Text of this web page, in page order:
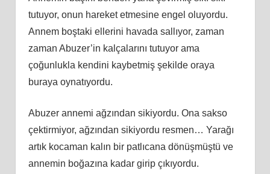
tutuyor, onun hareket etmesine engel oluyordu.
Annem boştaki ellerini havada sallıyor, zaman
zaman Abuzer’in kalçalarını tutuyor ama
çoğunlukla kendini kaybetmiş şekilde oraya
buraya oynatıyordu.
Abuzer annemi ağzından sikiyordu. Ona sakso
çektirmiyor, ağzından sikiyordu resmen… Yarağı
artık kocaman kalın bir patlıcana dönüşmüştü ve
annemin boğazına kadar girip çıkıyordu.